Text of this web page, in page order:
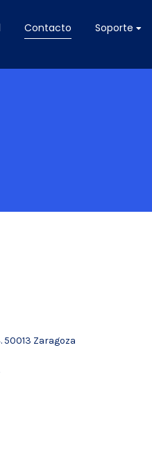
Contacto Soporte
50013 Zaragoza